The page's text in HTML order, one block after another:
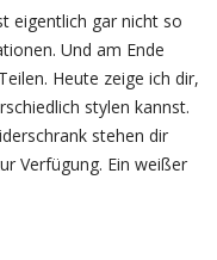
eigentlich gar nicht so
Und am Ende
Heute zeige ich dir,
stylen kannst.
stehen dir
Verfügung. Ein weißer